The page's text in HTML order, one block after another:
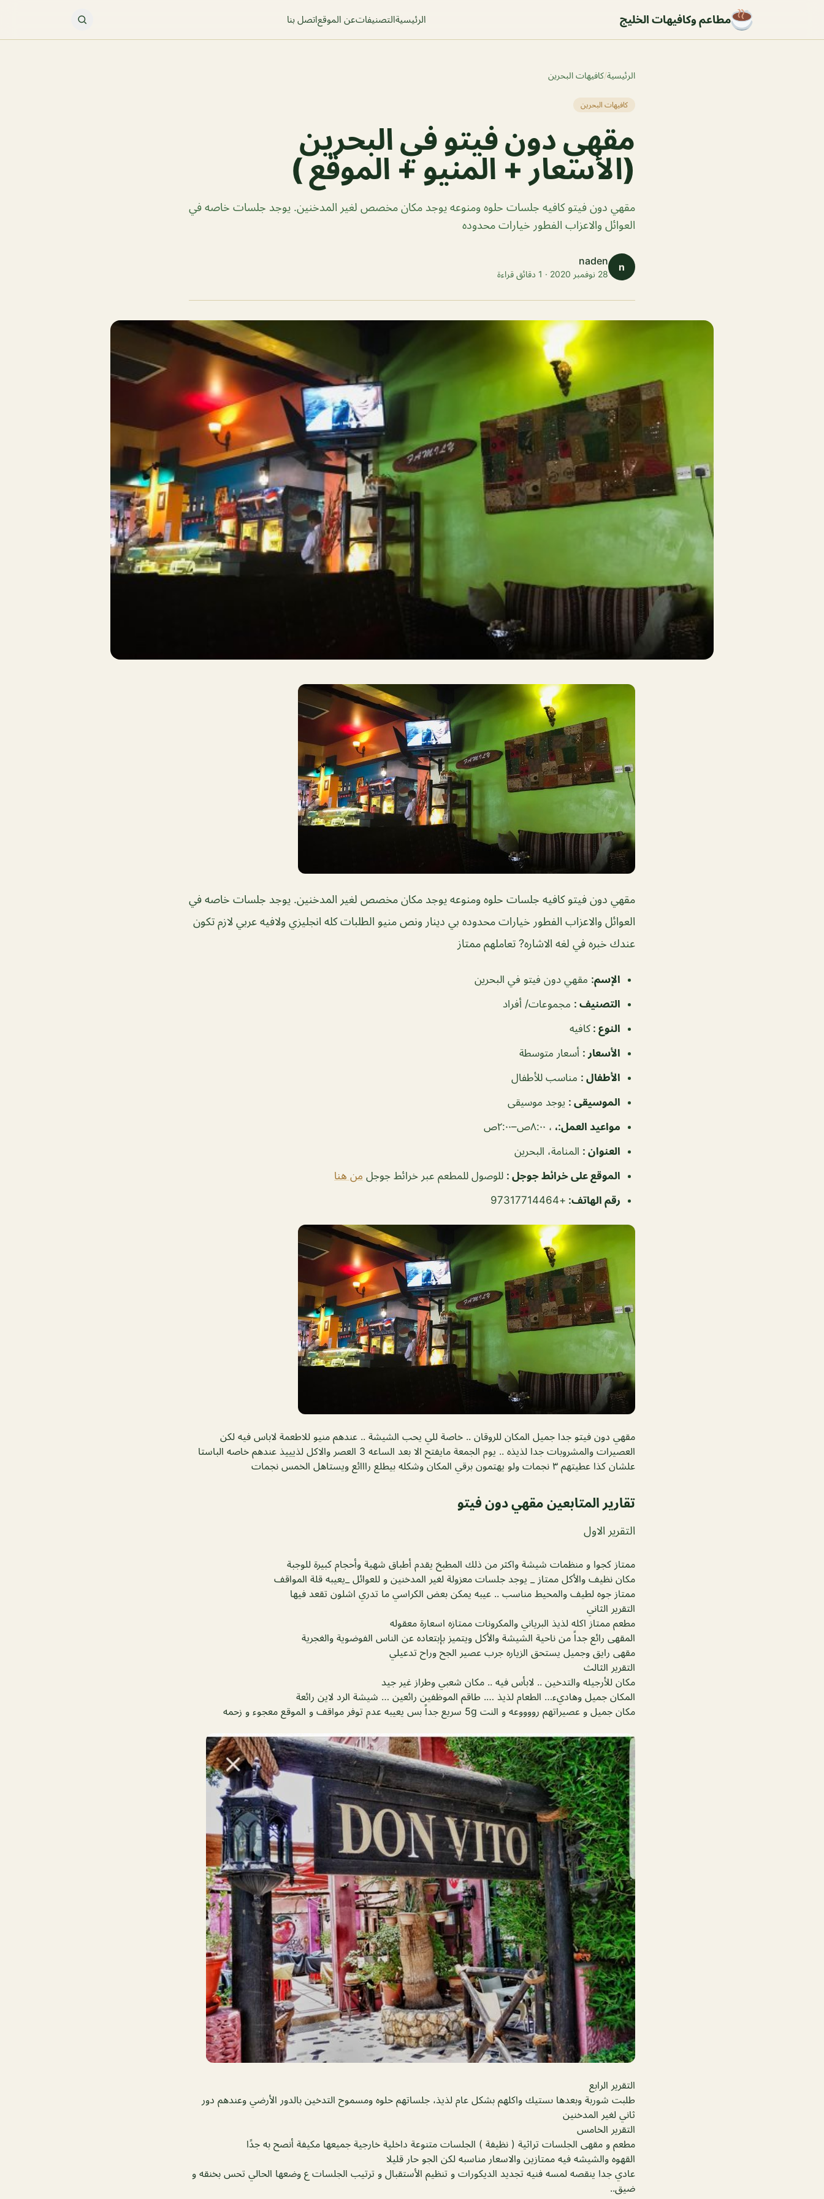
مطاعم وكافيهات الخليج الرئيسيةالتصنيفاتعن الموقعاتصل بنا
الرئيسية/كافيهات البحرين
كافيهات البحرين
مقهي دون فيتو في البحرين
(الأسعار + المنيو + الموقع )
مقهي دون فيتو كافيه جلسات حلوه ومنوعه يوجد مكان مخصص لغير المدخنين. يوجد جلسات خاصه في
العوائل والاعزاب الفطور خيارات محدوده
n
naden
28 نوفمبر 2020 · 1 دقائق قراءة
مقهي دون فيتو كافيه جلسات حلوه ومنوعه يوجد مكان مخصص لغير المدخنين. يوجد جلسات خاصه في
العوائل والاعزاب الفطور خيارات محدوده بي دينار ونص منيو الطلبات كله انجليزي ولافيه عربي لازم تكون
عندك خبره في لغه الاشاره? تعاملهم ممتاز
الإسم: مقهي دون فيتو في البحرين
التصنيف : مجموعات/ أفراد
النوع : كافيه
الأسعار : أسعار متوسطة
الأطفال : مناسب للأطفال
الموسيقى : يوجد موسيقى
مواعيد العمل:، ، ٨:٠٠ص–٢:٠٠ص
العنوان : المنامة، البحرين
الموقع على خرائط جوجل : للوصول للمطعم عبر خرائط جوجل من هنا
رقم الهاتف:
+97317714464
مقهي دون فيتو جدا جميل المكان للروقان .. خاصة للي يحب الشيشة .. عندهم منيو للاطعمة لاباس فيه لكن
العصيرات والمشروبات جدا لذيذه .. يوم الجمعة مايفتح الا بعد الساعه 3 العصر والاكل لذيييذ عندهم خاصه الباستا
علشان كذا عطيتهم ٣ نجمات ولو يهتمون برقي المكان وشكله بيطلع رااائع ويستاهل الخمس نجمات
تقارير المتابعين مقهي دون فيتو
التقرير الاول
ممتاز كجوا و منظمات شيشة واكثر من ذلك المطبخ يقدم أطباق شهية وأحجام كبيرة للوجبة
مكان نظيف والأكل ممتاز _ يوجد جلسات معزولة لغير المدخنين و للعوائل _يعيبه قلة المواقف
ممتاز جوه لطيف والمحيط مناسب .. عيبه يمكن بعض الكراسي ما تدري اشلون تقعد فيها
التقرير الثاني
مطعم ممتاز اكله لذيذ البرياني والمكرونات ممتازه اسعارة معقوله
المقهى رائع جداً من ناحية الشيشة والأكل ويتميز بإبتعاده عن الناس الفوضوية والغجرية
مقهى رايق وجميل يستحق الزياره جرب عصير الجح وراح تدعيلي
التقرير الثالث
مكان للأرجيله والتدخين .. لابأس فيه .. مكان شعبي وطراز غير جيد
المكان جميل وهاديء… الطعام لذيذ …. طاقم الموظفين رائعين … شيشة الرد لاين رائعة
مكان جميل و عصيراتهم رووووعه و النت 5g سريع جداً بس يعيبه عدم توفر مواقف و الموقع معجوء و زحمه
التقرير الرابع
طلبت شوربة وبعدها ىستيك واكلهم بشكل عام لذيذ، جلساتهم حلوه ومسموح التدخين بالدور الأرضي وعندهم دور
ثاني لغير المدخنين
التقرير الخامس
مطعم و مقهى الجلسات تراثية ( نظيفة ) الجلسات متنوعة داخلية خارجية جميعها مكيفة أنصح به جدًا
القهوه والشيشه فيه ممتازين والاسعار مناسبه لكن الجو حار قليلا
عادي جدا ينقصه لمسه فنيه تجديد الديكورات و تنظيم الأستقبال و ترتيب الجلسات ع وضعها الحالي تحس بخنقه و
ضيق..